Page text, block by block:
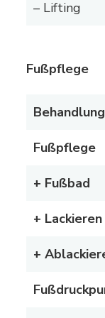
– Lifting
Fußpflege
Behandlung
Fußpflege
+ Fußbad
+ Lackieren
+